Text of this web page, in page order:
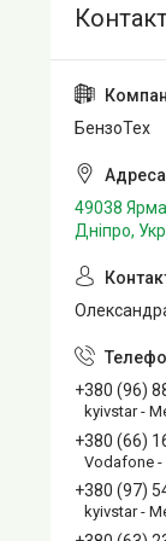
БензоТех
49038
Дніпро,
+380 (96)
kyivstar -
+380 (66)
Vodafone
+380 (97)
kyivstar -